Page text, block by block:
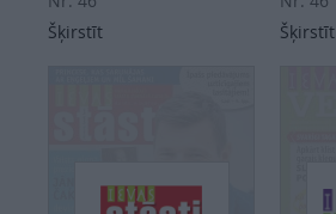
Šķirstīt
Šķirstīt